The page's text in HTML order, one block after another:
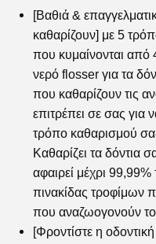
[Βαθιά &
καθαρίζουν] με 5
που κυμαίνονται από
νερό flosser για τα
που καθαρίζουν τις
επιτρέπει σε σας για
τρόπο καθαρισμού
Καθαρίζει τα δόντια
αφαιρεί μέχρι
πινακίδας τροφίμων
που αναζωογονούν
[Φροντίστε η